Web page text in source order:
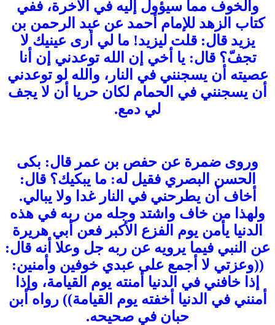
والخوف مما سيؤول إليه في الآخرة، ففي
كتاب الزهد للإمام أحمد عن عبد الرحمن بن
يزيد قال: قلت ليزيد! ما لي أرى عينيك لا
تجفّ؟ قال: يا أخي إن الله توعدني إن أنا
عصيته أن يسجنني في النار، والله لو توعدني
أن يسجنني في الحمام لكان حريا أن لا يجف
لي دمع.
وروى ضمرة عن حفص بن عمر قال: بكى
الحسن البصري فقيل له: ما يبكيك؟ قال:
أخاف أن يطرحني في النار غدا ولا يبالي.
ولهذا من خاف واشتد وجله من ربه في هذه
الدنيا يأمن يوم الفزع الأكبر فعن أبي هريرة
عن النبي فيما يرويه عن ربه جل وعلا أنه قال:
((وعزتي لا أجمع على عبدي خوفين وأمنين:
إذا خافني في الدنيا أمنته يوم القيامة، وإذا
أمنني في الدنيا أخفته يوم القيامة)) رواه أبن
حبان في صحيحه.